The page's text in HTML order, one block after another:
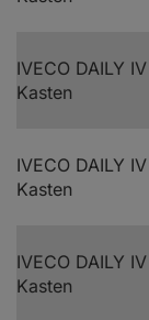
IVECO DAILY IV
Kasten
IVECO DAILY IV
Kasten
IVECO DAILY IV
Kasten